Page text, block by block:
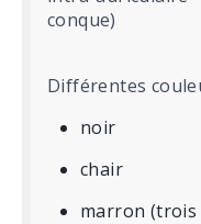
conque)
Différentes
noir
chair
marron (trois